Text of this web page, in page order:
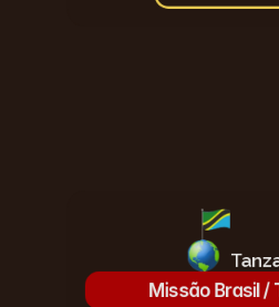
Missão Brasil /